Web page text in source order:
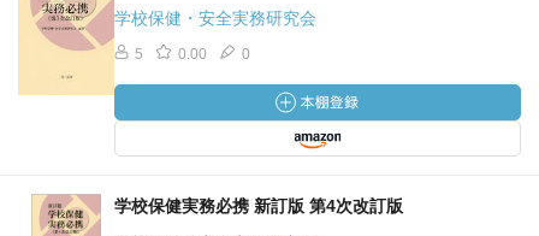
学校保健・安全実務研究会
5 0.00 0
学校保健実務必携 新訂版 第4次改訂版